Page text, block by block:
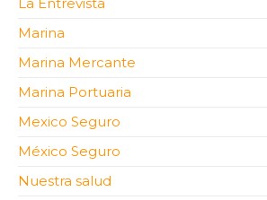
Marina
Marina Mercante
Marina Portuaria
Mexico Seguro
México Seguro
Nuestra salud